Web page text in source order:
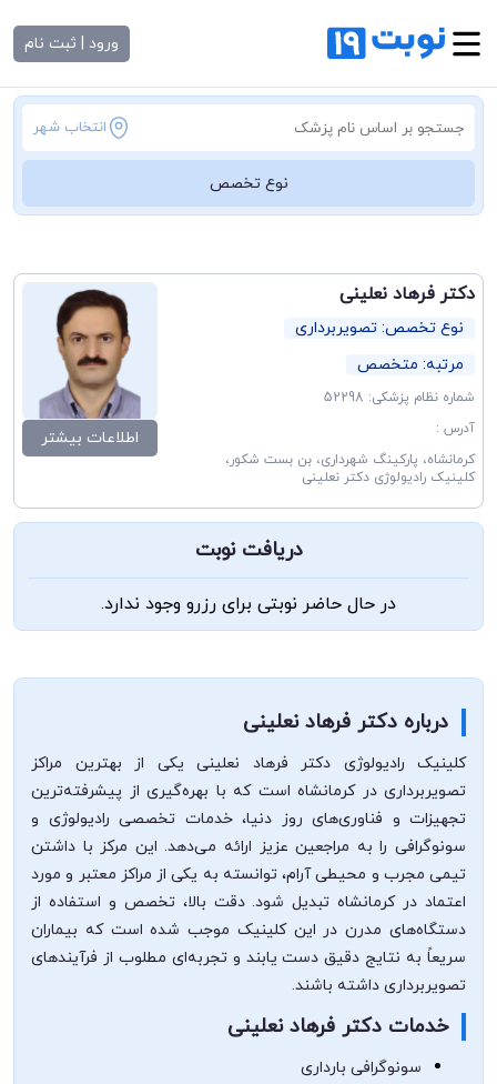
ورود | ثبت نام
انتخاب شهر
نوع تخصص
دکتر فرهاد نعلینی
نوع تخصص: تصویربرداری
مرتبه: متخصص
شماره نظام پزشکی: 52298
آدرس :
کرمانشاه، پارکینگ شهرداری، بن بست شکور،‌
کلینیک رادیولوژی دکتر نعلینی
اطلاعات بیشتر
دریافت نوبت
در حال حاضر نوبتی برای رزرو وجود ندارد.
درباره دکتر فرهاد نعلینی
کلینیک رادیولوژی دکتر فرهاد نعلینی یکی از بهترین مراکز
تصویربرداری در کرمانشاه است که با بهره‌گیری از پیشرفته‌ترین
تجهیزات و فناوری‌های روز دنیا، خدمات تخصصی رادیولوژی و
سونوگرافی را به مراجعین عزیز ارائه می‌دهد. این مرکز با داشتن
تیمی مجرب و محیطی آرام، توانسته به یکی از مراکز معتبر و مورد
اعتماد در کرمانشاه تبدیل شود. دقت بالا، تخصص و استفاده از
دستگاه‌های مدرن در این کلینیک موجب شده است که بیماران
سریعاً به نتایج دقیق دست یابند و تجربه‌ای مطلوب از فرآیندهای
تصویربرداری داشته باشند.
خدمات دکتر فرهاد نعلینی
سونوگرافی بارداری